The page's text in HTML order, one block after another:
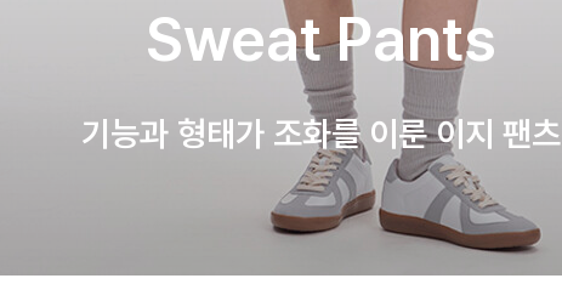
Sweat Pants
기능과 형태가 조화를 이룬 이지 팬츠